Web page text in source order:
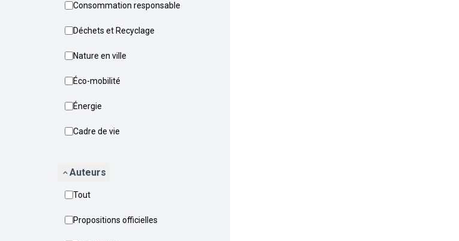
Consommation responsable
Déchets et Recyclage
Nature en ville
Éco-mobilité
Énergie
Cadre de vie
Auteurs
Tout
Propositions officielles